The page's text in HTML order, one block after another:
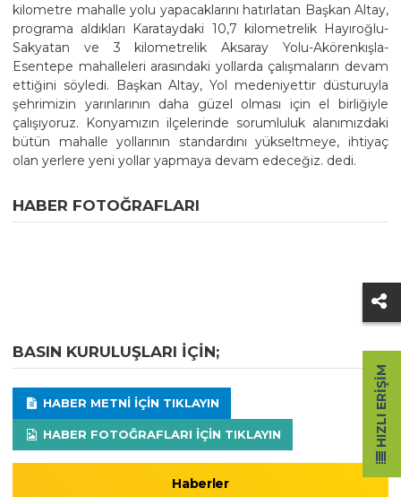
kilometre mahalle yolu yapacaklarını hatırlatan Başkan Altay,
programa aldıkları Karataydaki 10,7 kilometrelik Hayıroğlu-
Sakyatan ve 3 kilometrelik Aksaray Yolu-Akörenkışla-
Esentepe mahalleleri arasındaki yollarda çalışmaların devam
ettiğini söyledi. Başkan Altay, Yol medeniyettir düsturuyla
şehrimizin yarınlarının daha güzel olması için el birliğiyle
çalışıyoruz. Konyamızın ilçelerinde sorumluluk alanımızdaki
bütün mahalle yollarının standardını yükseltmeye, ihtiyaç
olan yerlere yeni yollar yapmaya devam edeceğiz. dedi.
HABER FOTOĞRAFLARI
BASIN KURULUŞLARI IÇIN;
HABER METNI IÇIN TIKLAYIN
HABER FOTOĞRAFLARI IÇIN TIKLAYIN
Haberler
HIZLI ERIŞIM